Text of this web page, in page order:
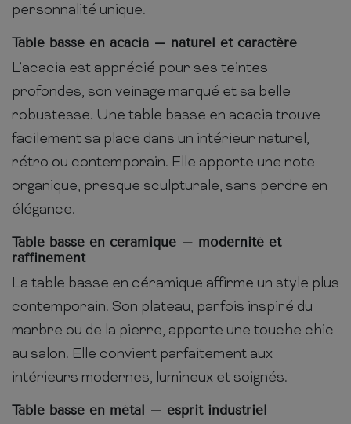
personnalité unique.
Table basse en acacia – naturel et caractère
L’acacia est apprécié pour ses teintes
profondes, son veinage marqué et sa belle
robustesse. Une table basse en acacia trouve
facilement sa place dans un intérieur naturel,
rétro ou contemporain. Elle apporte une note
organique, presque sculpturale, sans perdre en
élégance.
Table basse en céramique – modernité et
raffinement
La table basse en céramique affirme un style plus
contemporain. Son plateau, parfois inspiré du
marbre ou de la pierre, apporte une touche chic
au salon. Elle convient parfaitement aux
intérieurs modernes, lumineux et soignés.
Table basse en métal – esprit industriel